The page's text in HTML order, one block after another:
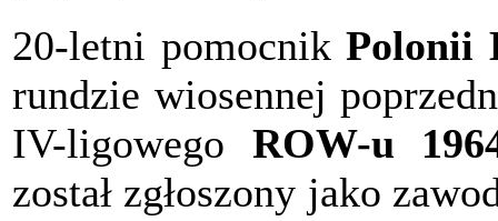
20-letni pomocnikPolonii
rundzie wiosennej
IV-ligowego ROW-u
został zgłoszony jako